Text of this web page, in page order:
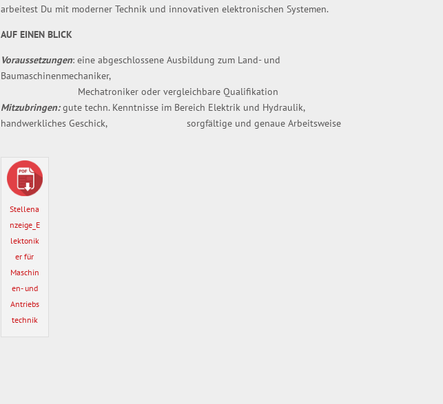
arbeitest Du mit moderner Technik und innovativen elektronischen Systemen.
AUF EINEN BLICK
Voraussetzungen: eine abgeschlossene Ausbildung zum Land- und
Baumaschinenmechaniker,
Mechatroniker oder vergleichbare Qualifikation
Mitzubringen:gute techn. Kenntnisse im Bereich Elektrik und Hydraulik,
handwerkliches Geschick, sorgfältige und genaue Arbeitsweise
Stellena
nzeige_E
lektonik
er für
Maschin
en- und
Antriebs
technik